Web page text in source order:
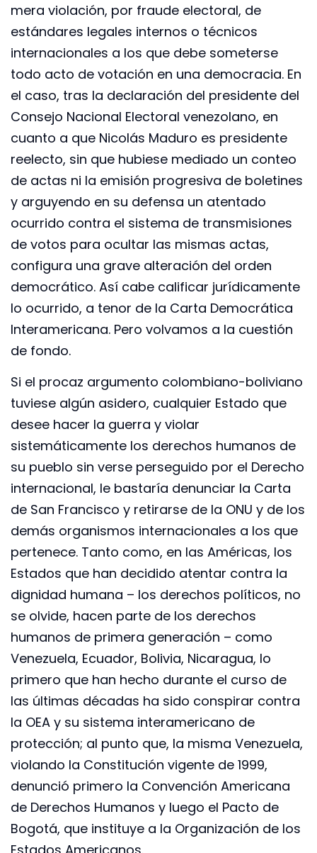
mera violación, por fraude electoral, de
estándares legales internos o técnicos
internacionales a los que debe someterse
todo acto de votación en una democracia. En
el caso, tras la declaración del presidente del
Consejo Nacional Electoral venezolano, en
cuanto a que Nicolás Maduro es presidente
reelecto, sin que hubiese mediado un conteo
de actas ni la emisión progresiva de boletines
y arguyendo en su defensa un atentado
ocurrido contra el sistema de transmisiones
de votos para ocultar las mismas actas,
configura una grave alteración del orden
democrático. Así cabe calificar jurídicamente
lo ocurrido, a tenor de la Carta Democrática
Interamericana. Pero volvamos a la cuestión
de fondo.
Si el procaz argumento colombiano-boliviano
tuviese algún asidero, cualquier Estado que
desee hacer la guerra y violar
sistemáticamente los derechos humanos de
su pueblo sin verse perseguido por el Derecho
internacional, le bastaría denunciar la Carta
de San Francisco y retirarse de la ONU y de los
demás organismos internacionales a los que
pertenece. Tanto como, en las Américas, los
Estados que han decidido atentar contra la
dignidad humana – los derechos políticos, no
se olvide, hacen parte de los derechos
humanos de primera generación – como
Venezuela, Ecuador, Bolivia, Nicaragua, lo
primero que han hecho durante el curso de
las últimas décadas ha sido conspirar contra
la OEA y su sistema interamericano de
protección; al punto que, la misma Venezuela,
violando la Constitución vigente de 1999,
denunció primero la Convención Americana
de Derechos Humanos y luego el Pacto de
Bogotá, que instituye a la Organización de los